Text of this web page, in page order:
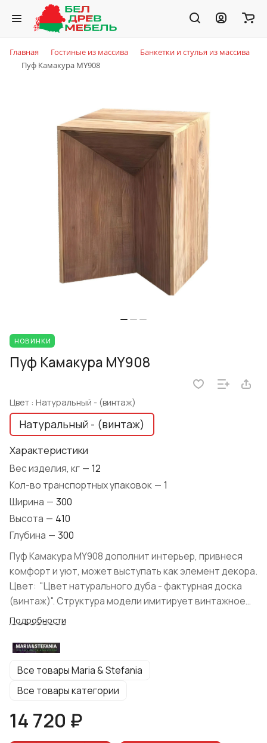
Главная Гостиные из массива
Банкетки и стулья из массива
Пуф Камакура MY908
НОВИНКИ
Пуф Камакура MY908
Цвет : Натуральный - (винтаж)
Натуральный - (винтаж)
Характеристики
Вес изделия, кг — 12
Кол-во транспортных упаковок — 1
Ширина — 300
Высота — 410
Глубина — 300
Пуф Камакура MY908 дополнит интерьер, привнеся
комфорт и уют, может выступать как элемент декора.
Цвет: "Цвет натурального дуба - фактурная доска
(винтаж)". Структура модели имитирует винтажное
старение, что будет оценено любителями
дерева (кедр). Пуф подходит для обустройства
минимализм, кантри. Производитель
MARIA&STEFANIA.
Подробности
Все товары Maria & Stefania
Все товары категории
14 720 ₽